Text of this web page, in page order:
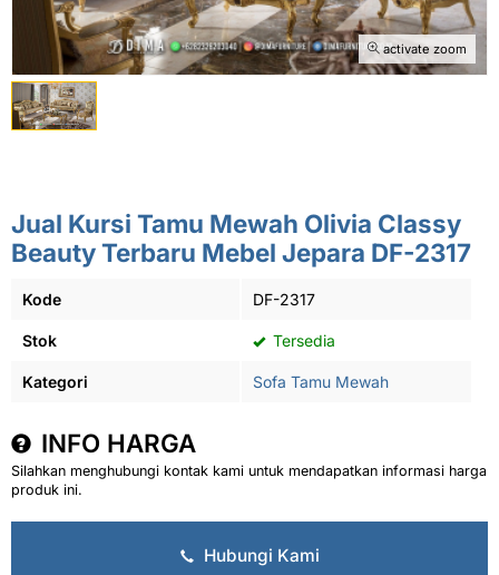
activate zoom
Jual Kursi Tamu Mewah Olivia Classy
Beauty Terbaru Mebel Jepara DF-2317
Kode DF-2317
Stok Tersedia
Kategori Sofa Tamu Mewah
INFO HARGA
Silahkan menghubungi kontak kami untuk mendapatkan informasi harga
produk ini.
Hubungi Kami